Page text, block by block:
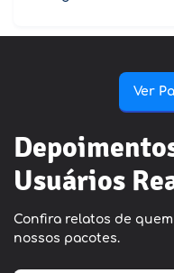
Ver
Usuários
Confira relatos de
nossos pacotes.